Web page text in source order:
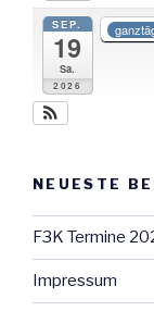
SEP.
19
Sa.
2026
NEUESTE
F3K Termine
Impressum